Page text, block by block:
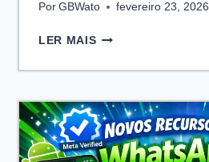
Por GBWato fevereiro 23, 2026
LER MAISWHATSAPP
GERADOR
AVATAR
COM
IA
EM